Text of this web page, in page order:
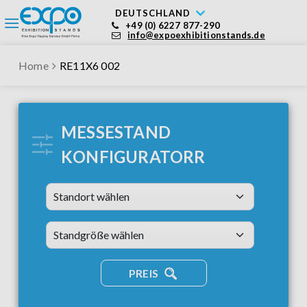
DEUTSCHLAND
+49 (0) 6227 877-290
info@expoexhibitionstands.de
Home RE11X6 002
MESSESTAND
KONFIGURATORR
Standort wählen
standsizes
PREIS